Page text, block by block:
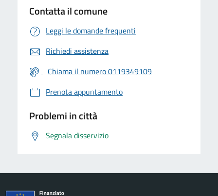
Contatta il comune
Leggi le domande frequenti
Richiedi assistenza
Chiama il numero 0119349109
Prenota appuntamento
Problemi in città
Segnala disservizio